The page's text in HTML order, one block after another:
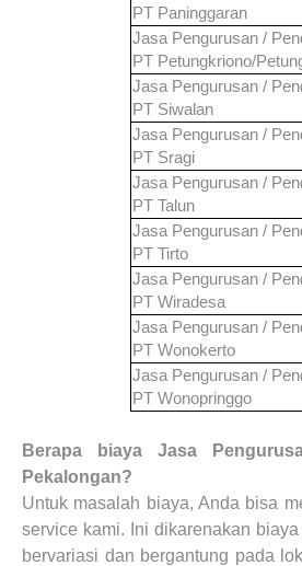
PT Paninggaran
Jasa Pengurusan /
PT Petungkriono/
Jasa Pengurusan /
PT Siwalan
Jasa Pengurusan /
PT Sragi
Jasa Pengurusan /
PT Talun
Jasa Pengurusan /
PT Tirto
Jasa Pengurusan /
PT Wiradesa
Jasa Pengurusan /
PT Wonokerto
Jasa Pengurusan /
PT Wonopringgo
Berapa biaya Jasa
Pekalongan?
Untuk masalah biaya, Anda bisa
service kami. Ini dikarenakan
bervariasi dan bergantung pada